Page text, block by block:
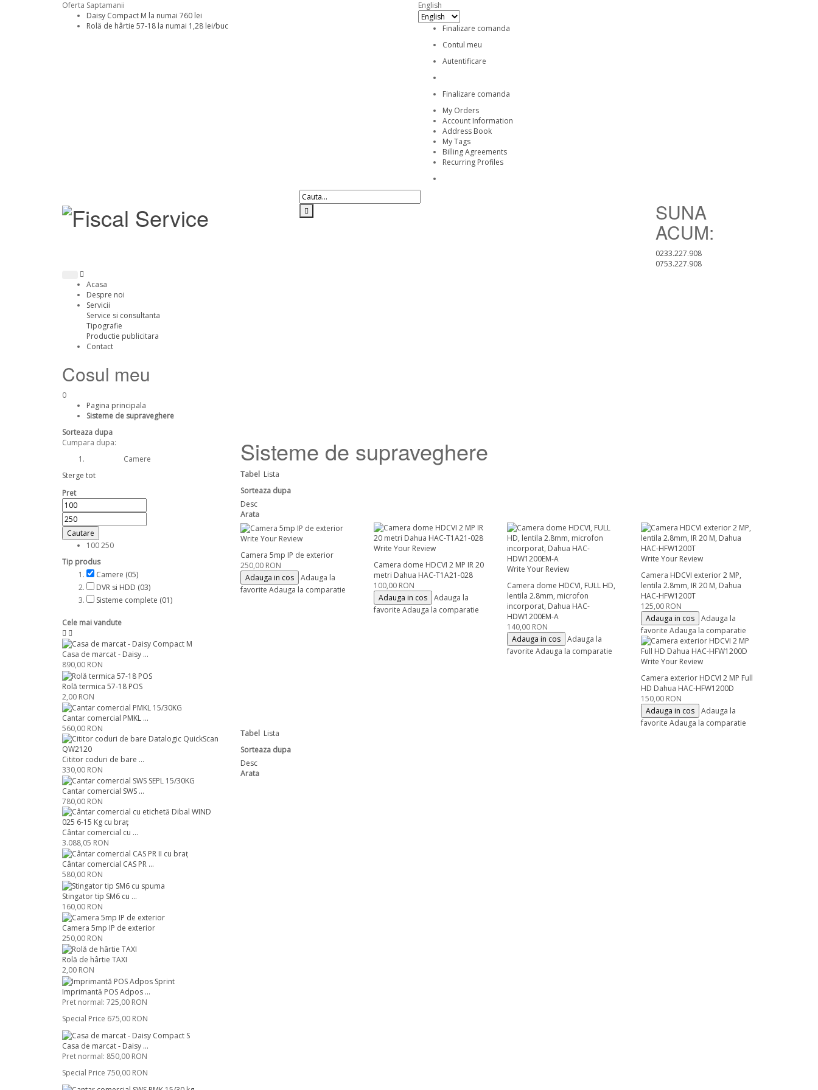
Oferta Saptamanii
Daisy Compact M la numai 760 lei
Rolă de hârtie 57-18 la numai 1,28 lei/buc
English
Finalizare comanda
Contul meu
Autentificare
Finalizare comanda
My Orders
Account Information
Address Book
My Tags
Billing Agreements
Recurring Profiles
SUNA
ACUM:
0233.227.908
0753.227.908
Acasa
Despre noi
Servicii
Service si consultanta
Tipografie
Productie publicitara
Contact
Cosul meu
0
Pagina principala
Sisteme de supraveghere
Sorteaza dupa
Cumpara dupa:
Camere
Sterge tot
Pret
Cautare
100250
Tip produs
Camere (05)
DVR si HDD (03)
Sisteme complete (01)
Cele mai vandute
Casa de marcat - Daisy ...
890,00 RON
Rolă termica 57-18 POS
2,00 RON
Cantar comercial PMKL ...
560,00 RON
Cititor coduri de bare ...
330,00 RON
Cantar comercial SWS ...
780,00 RON
Cântar comercial cu ...
3.088,05 RON
Cântar comercial CAS PR ...
580,00 RON
Stingator tip SM6 cu ...
160,00 RON
Camera 5mp IP de exterior
250,00 RON
Rolă de hârtie TAXI
2,00 RON
Imprimantă POS Adpos ...
Pret normal: 725,00 RON
Special Price 675,00 RON
Casa de marcat - Daisy ...
Pret normal: 850,00 RON
Special Price 750,00 RON
Sisteme de supraveghere
Tabel Lista
Sorteaza dupa
Desc
Arata
Write Your Review
Camera 5mp IP de exterior
250,00 RON
Adauga in cos
Adauga la
favorite Adauga la comparatie
Write Your Review
Camera dome HDCVI 2 MP IR 20
metri Dahua HAC-T1A21-028
100,00 RON
Adauga in cos
Adauga la
favorite Adauga la comparatie
Write Your Review
Camera dome HDCVI, FULL HD,
lentila 2.8mm, microfon
incorporat, Dahua HAC-
HDW1200EM-A
140,00 RON
Adauga in cos
Adauga la
favorite Adauga la comparatie
Write Your Review
Camera HDCVI exterior 2 MP,
lentila 2.8mm, IR 20 M, Dahua
HAC-HFW1200T
125,00 RON
Adauga in cos
Adauga la
favorite Adauga la comparatie
Write Your Review
Camera exterior HDCVI 2 MP Full
HD Dahua HAC-HFW1200D
150,00 RON
Adauga in cos
Adauga la
favorite Adauga la comparatie
Tabel Lista
Sorteaza dupa
Desc
Arata